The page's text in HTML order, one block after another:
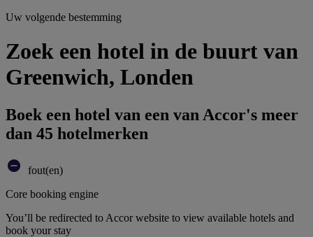
Uw volgende bestemming
Zoek een hotel in de buurt van
Greenwich, Londen
Boek een hotel van een van Accor's meer
dan 45 hotelmerken
fout(en)
Core booking engine
You’ll be redirected to Accor website to view available hotels and
book your stay